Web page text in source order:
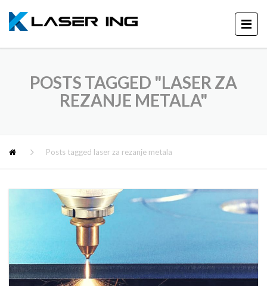
POSTS TAGGED "LASER ZA
REZANJE METALA"
Posts tagged laser za rezanje metala